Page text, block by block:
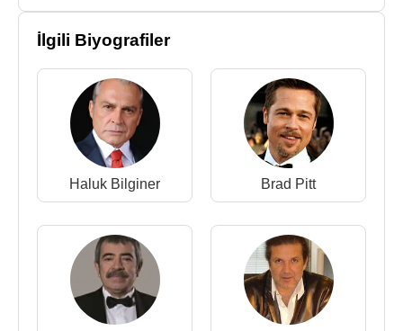
2006 - Kara Kitap (Rob) (Sinema Filmi)
2005 - Johan (Johan Dros) (Sinema Filmi)
2001 - Costa! (Bart) (Sinema Filmi)
Kaynak:Biyografiler.com
İlgili Biyografiler
Haluk Bilginer Brad Pitt